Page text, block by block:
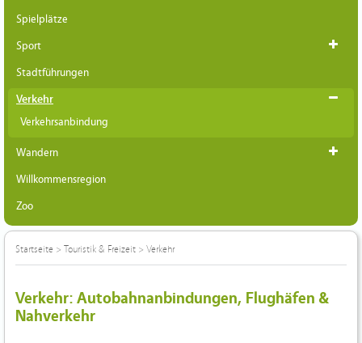
Spielplätze
Sport
Stadtführungen
Verkehr
Verkehrsanbindung
Wandern
Willkommensregion
Zoo
Startseite > Touristik & Freizeit > Verkehr
Verkehr: Autobahnanbindungen, Flughäfen &
Nahverkehr